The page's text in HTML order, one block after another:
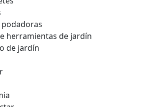
herramientas de jardín
de jardín